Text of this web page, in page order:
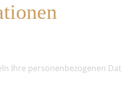
Ihre personenbezogenen